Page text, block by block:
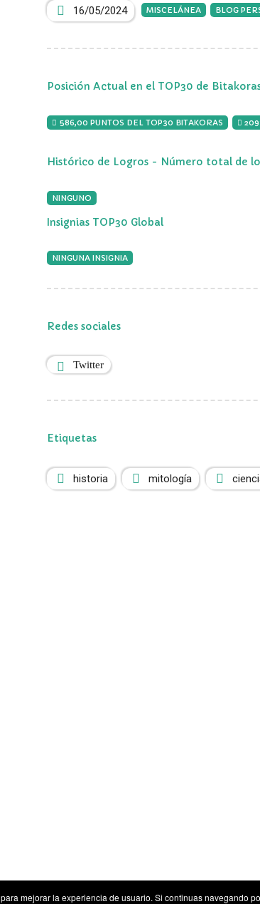
16/05/2024 MISCELÁNEA BLOG
Posición Actual en el TOP30 de
586,00 PUNTOS DEL TOP30 BITAKORAS
Histórico de Logros - Número total de
NINGUNO
Insignias TOP30 Global
NINGUNA INSIGNIA
Redes sociales
Twitter
Etiquetas
historia mitología
para mejorar la experiencia de usuario. Si continuas navegando